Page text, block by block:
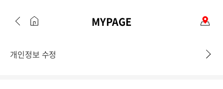
MYPAGE
개인정보 수정